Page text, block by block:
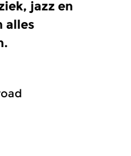
jazz en
alles